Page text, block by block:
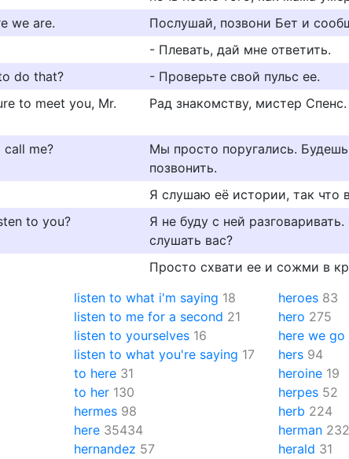
we are.
Послушай, позвони Бет и
- Плевать, дай мне ответить.
do that?
- Проверьте свой пульс ее.
to meet you, Mr.
Рад знакомству, мистер Спенс.
me?
Мы просто поругались.
позвонить.
Я слушаю её истории, так что
to you?
Я не буду с ней
слушать вас?
Просто схвати ее и сожми в
listen to what i'm saying 18
listen to me for a second 21
listen to yourselves 16
listen to what you're saying 17
to here 31
to her 130
hermes 98
here 35434
hernandez 57
heroes 83
hero 275
here we go
hers 94
heroine 19
herpes 52
herb 224
herman 232
herald 31